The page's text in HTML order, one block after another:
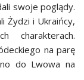
swoje poglądy.
Żydzi i Ukraińcy,
charakterach.
na parę
do Lwowa na